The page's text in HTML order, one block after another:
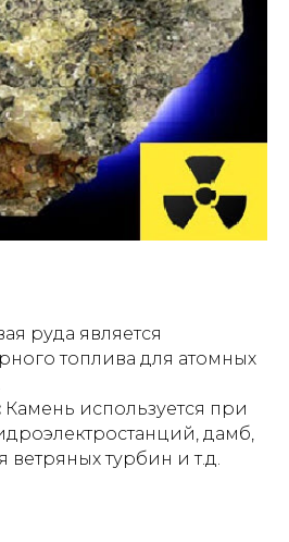
руда является
топлива для атомных
Камень используется при
дамб,
ветряных турбин и т.д.